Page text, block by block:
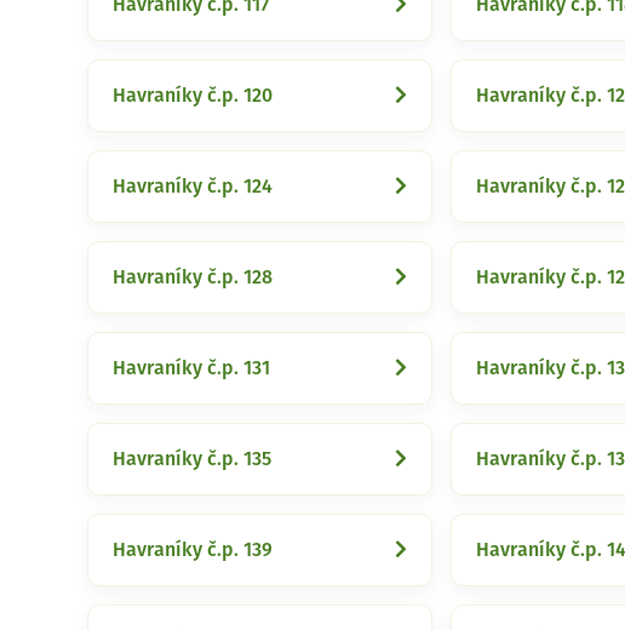
Havraníky č.p. 117 Havraníky č.p.
Havraníky č.p. 120 Havraníky č.p.
Havraníky č.p. 124 Havraníky č.p.
Havraníky č.p. 128 Havraníky č.p.
Havraníky č.p. 131 Havraníky č.p.
Havraníky č.p. 135 Havraníky č.p.
Havraníky č.p. 139 Havraníky č.p. 14